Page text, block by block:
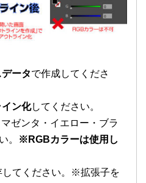
ータで作成してくださ
ン化してください。
ゼンタ・イエロー・ブラ
。
※RGBカラーは使用し
してください。※拡張子を